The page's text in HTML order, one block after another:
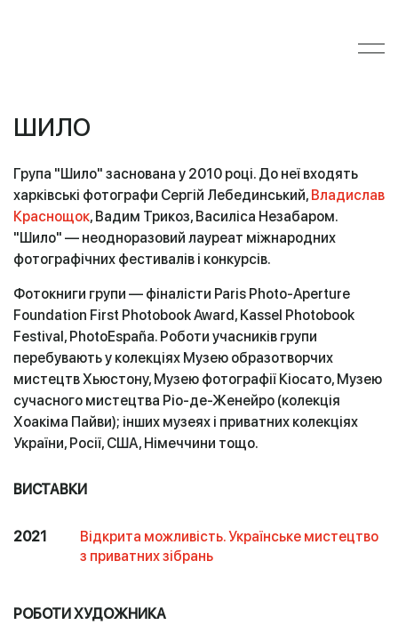
ШИЛО
Група "Шило" заснована у 2010 році. До неї входять
харківські фотографи Сергій Лебединський, Владислав
Краснощок, Вадим Трикоз, Василіса Незабаром.
"Шило" — неодноразовий лауреат міжнародних
фотографічних фестивалів і конкурсів.
Фотокниги групи — фіналісти Paris Photo-Aperture
Foundation First Photobook Award, Kassel Photobook
Festival, PhotoEspaña. Роботи учасників групи
перебувають у колекціях Музею образотворчих
мистецтв Хьюстону, Музею фотографії Кіосато, Музею
сучасного мистецтва Ріо-де-Женейро (колекція
Хоакіма Пайви); інших музеях і приватних колекціях
України, Росії, США, Німеччини тощо.
ВИСТАВКИ
2021
Відкрита можливість. Українське мистецтво
з приватних зібрань
РОБОТИ ХУДОЖНИКА